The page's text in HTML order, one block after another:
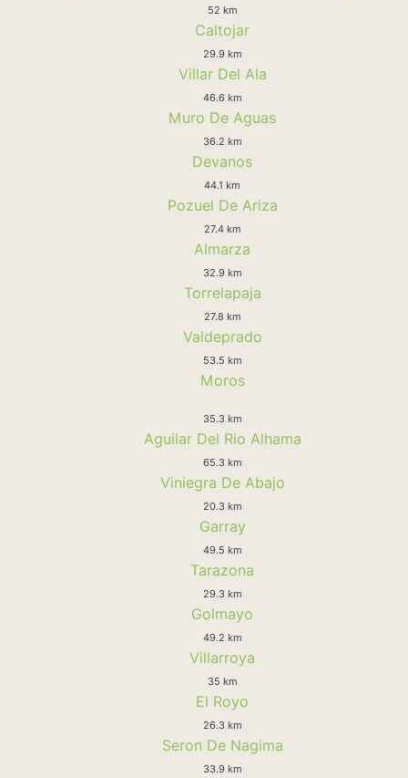
52 km
Caltojar
29.9 km
Villar Del Ala
46.6 km
Muro De Aguas
36.2 km
Devanos
44.1 km
Pozuel De Ariza
27.4 km
Almarza
32.9 km
Torrelapaja
27.8 km
Valdeprado
53.5 km
Moros
35.3 km
Aguilar Del Rio Alhama
65.3 km
Viniegra De Abajo
20.3 km
Garray
49.5 km
Tarazona
29.3 km
Golmayo
49.2 km
Villarroya
35 km
El Royo
26.3 km
Seron De Nagima
33.9 km